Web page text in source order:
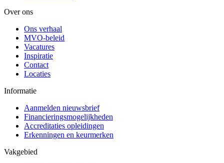
Over ons
Ons verhaal
MVO-beleid
Vacatures
Inspiratie
Contact
Locaties
Informatie
Aanmelden nieuwsbrief
Financieringsmogelijkheden
Accreditaties opleidingen
Erkenningen en keurmerken
Vakgebied